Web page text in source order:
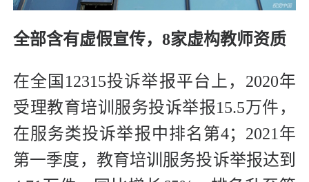
全部含有虚假宣传，8家虚构教师资质
在全国12315投诉举报平台上，2020年
受理教育培训服务投诉举报15.5万件，
在服务类投诉举报中排名第4；2021年
第一季度，教育培训服务投诉举报达到